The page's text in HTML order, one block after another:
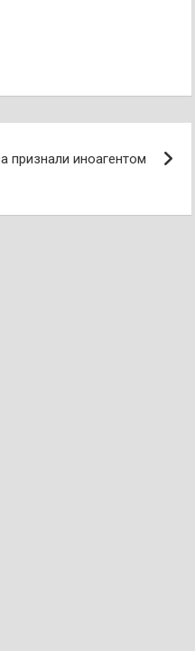
признали иноагентом